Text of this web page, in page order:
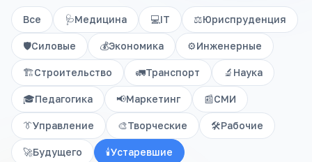
Все 🩺Медицина 💻IT ⚖️Юриспруденция
🛡️Силовые 💰Экономика ⚙️Инженерные
🏗️Строительство 🚛Транспорт 🔬 Наука
🎓Педагогика 📢Маркетинг 📰СМИ
👔Управление 🎨Творческие 🛠️Рабочие
🚀Будущего 🕯️Устаревшие